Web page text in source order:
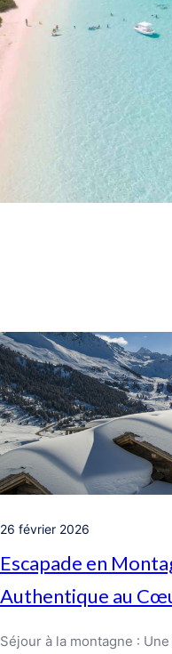
26 février 2026
Escapade en
Authentique au
Séjour à la montagne :